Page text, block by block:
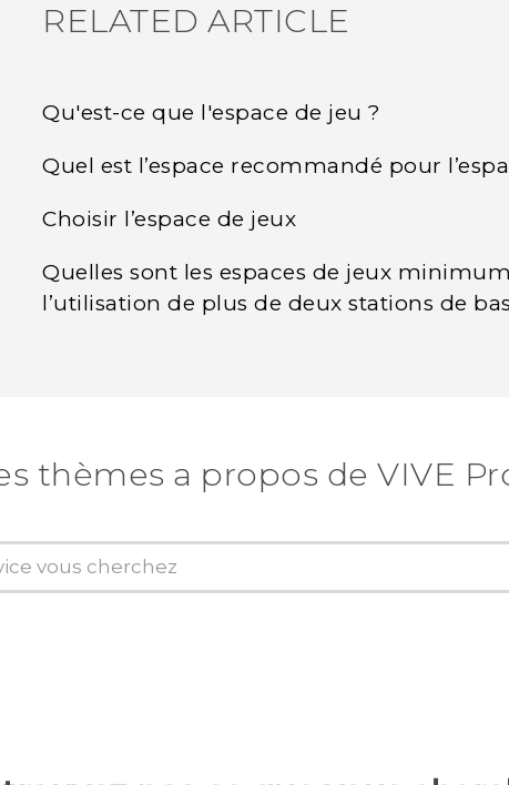
RELATED ARTICLE
Qu'est-ce que l'espace de jeu ?
Quel est l’espace recommandé pour
Choisir l’espace de jeux
Quelles sont les espaces de jeux
l’utilisation de plus de deux stations de
thèmes a propos de VIVE